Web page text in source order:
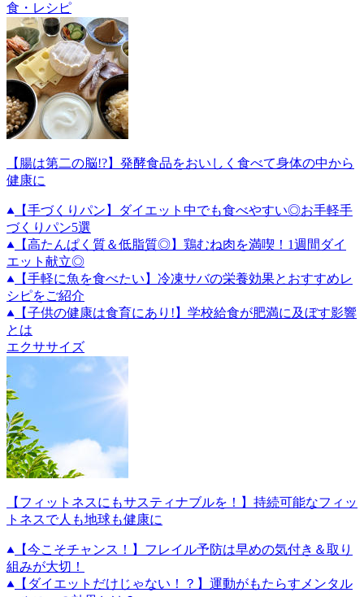
食・レシピ
【腸は第二の脳!?】発酵食品をおいしく食べて身体の中から
健康に
【手づくりパン】ダイエット中でも食べやすい◎お手軽手
づくりパン5選
【高たんぱく質＆低脂質◎】鶏むね肉を満喫！1週間ダイ
エット献立◎
【手軽に魚を食べたい】冷凍サバの栄養効果とおすすめレ
シピをご紹介
【子供の健康は食育にあり!】学校給食が肥満に及ぼす影響
とは
エクササイズ
【フィットネスにもサスティナブルを！】持続可能なフィッ
トネスで人も地球も健康に
【今こそチャンス！】フレイル予防は早めの気付き＆取り
組みが大切！
【ダイエットだけじゃない！？】運動がもたらすメンタル